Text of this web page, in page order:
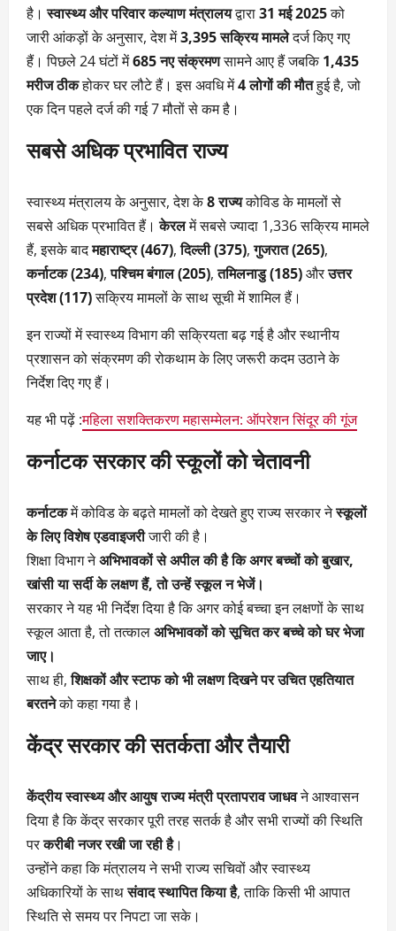
है।स्वास्थ्य और परिवार कल्याण मंत्रालयद्वारा31 मई 2025को
जारी आंकड़ों के अनुसार, देश में3,395 सक्रिय मामलेदर्ज किए गए
हैं। पिछले 24 घंटों में685 नए संक्रमणसामने आए हैं जबकि1,435
मरीज ठीकहोकर घर लौटे हैं। इस अवधि में4 लोगों की मौतहुई है, जो
एक दिन पहले दर्ज की गई 7 मौतों से कम है।
सबसे अधिक प्रभावित राज्य
स्वास्थ्य मंत्रालय के अनुसार, देश के8 राज्यकोविड के मामलों से
सबसे अधिक प्रभावित हैं।केरलमें सबसे ज्यादा 1,336 सक्रिय मामले
हैं, इसके बादमहाराष्ट्र (467),दिल्ली (375),गुजरात (265),
कर्नाटक (234),पश्चिम बंगाल (205),तमिलनाडु (185)औरउत्तर
प्रदेश (117)सक्रिय मामलों के साथ सूची में शामिल हैं।
इन राज्यों में स्वास्थ्य विभाग की सक्रियता बढ़ गई है और स्थानीय
प्रशासन को संक्रमण की रोकथाम के लिए जरूरी कदम उठाने के
निर्देश दिए गए हैं।
यह भी पढ़ें :महिला सशक्तिकरण महासम्मेलन: ऑपरेशन सिंदूर की गूंज
कर्नाटक सरकार की स्कूलों को चेतावनी
कर्नाटकमें कोविड के बढ़ते मामलों को देखते हुए राज्य सरकार नेस्कूलों
के लिए विशेष एडवाइजरीजारी की है।
शिक्षा विभाग नेअभिभावकों से अपील की है कि अगर बच्चों को बुखार,
खांसी या सर्दी के लक्षण हैं, तो उन्हें स्कूल न भेजें।
सरकार ने यह भी निर्देश दिया है कि अगर कोई बच्चा इन लक्षणों के साथ
स्कूल आता है, तो तत्कालअभिभावकों को सूचित कर बच्चे को घर भेजा
जाए।
साथ ही,शिक्षकों और स्टाफ को भी लक्षण दिखने पर उचित एहतियात
बरतनेको कहा गया है।
केंद्र सरकार की सतर्कता और तैयारी
केंद्रीय स्वास्थ्य और आयुष राज्य मंत्री प्रतापराव जाधवने आश्वासन
दिया है कि केंद्र सरकार पूरी तरह सतर्क है और सभी राज्यों की स्थिति
परकरीबी नजर रखी जा रही है।
उन्होंने कहा कि मंत्रालय ने सभी राज्य सचिवों और स्वास्थ्य
अधिकारियों के साथसंवाद स्थापित किया है, ताकि किसी भी आपात
स्थिति से समय पर निपटा जा सके।